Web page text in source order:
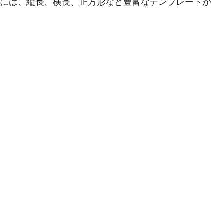
は、縦長、横長、正方形など豊富なテンプレートが